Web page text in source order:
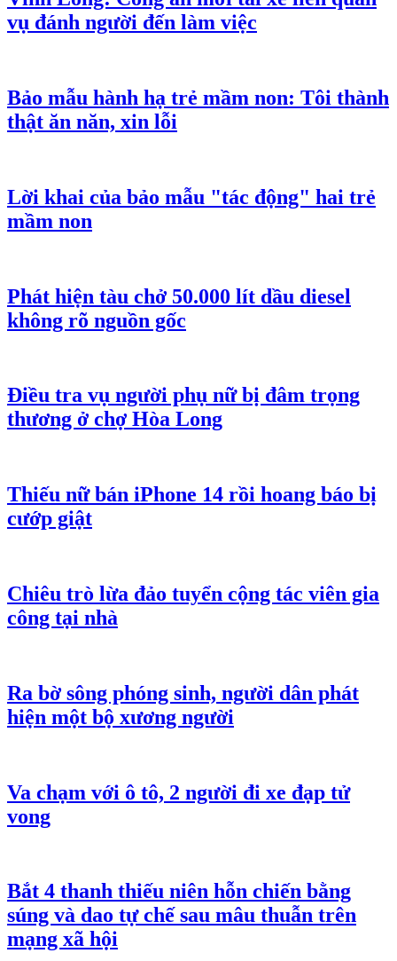
vụ đánh người đến làm việc
Bảo mẫu hành hạ trẻ mầm non: Tôi thành
thật ăn năn, xin lỗi
Lời khai của bảo mẫu "tác động" hai trẻ
mầm non
Phát hiện tàu chở 50.000 lít dầu diesel
không rõ nguồn gốc
Điều tra vụ người phụ nữ bị đâm trọng
thương ở chợ Hòa Long
Thiếu nữ bán iPhone 14 rồi hoang báo bị
cướp giật
Chiêu trò lừa đảo tuyển cộng tác viên gia
công tại nhà
Ra bờ sông phóng sinh, người dân phát
hiện một bộ xương người
Va chạm với ô tô, 2 người đi xe đạp tử
vong
Bắt 4 thanh thiếu niên hỗn chiến bằng
súng và dao tự chế sau mâu thuẫn trên
mạng xã hội